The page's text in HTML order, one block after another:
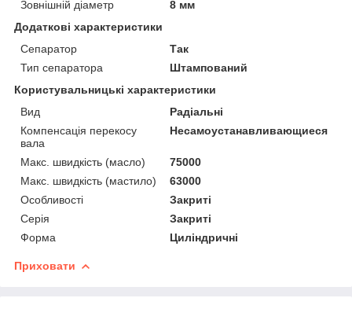
Зовнішній діаметр
8 мм
Додаткові характеристики
Сепаратор
Так
Тип сепаратора
Штампований
Користувальницькі характеристики
Вид
Радіальні
Компенсація перекосу
вала
Несамоустанавливающиеся
Макс. швидкість (масло)
75000
Макс. швидкість (мастило)
63000
Особливості
Закриті
Серія
Закриті
Форма
Циліндричні
Приховати